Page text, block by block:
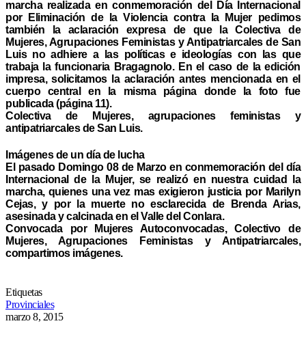
marcha realizada en conmemoración del Día Internacional
por Eliminación de la Violencia contra la Mujer pedimos
también la aclaración expresa de que la Colectiva de
Mujeres, Agrupaciones Feministas y Antipatriarcales de San
Luis no adhiere a las políticas e ideologías con las que
trabaja la funcionaria Bragagnolo. En el caso de la edición
impresa, solicitamos la aclaración antes mencionada en el
cuerpo central en la misma página donde la foto fue
publicada (página 11).
Colectiva de Mujeres, agrupaciones feministas y
antipatriarcales de San Luis.
Imágenes de un día de lucha
El pasado Domingo 08 de Marzo en conmemoración del día
Internacional de la Mujer, se realizó en nuestra cuidad la
marcha, quienes una vez mas exigieron justicia por Marilyn
Cejas, y por la muerte no esclarecida de Brenda Arias,
asesinada y calcinada en el Valle del Conlara.
Convocada por Mujeres Autoconvocadas, Colectivo de
Mujeres, Agrupaciones Feministas y Antipatriarcales,
compartimos imágenes.
Etiquetas
Provinciales
marzo 8, 2015